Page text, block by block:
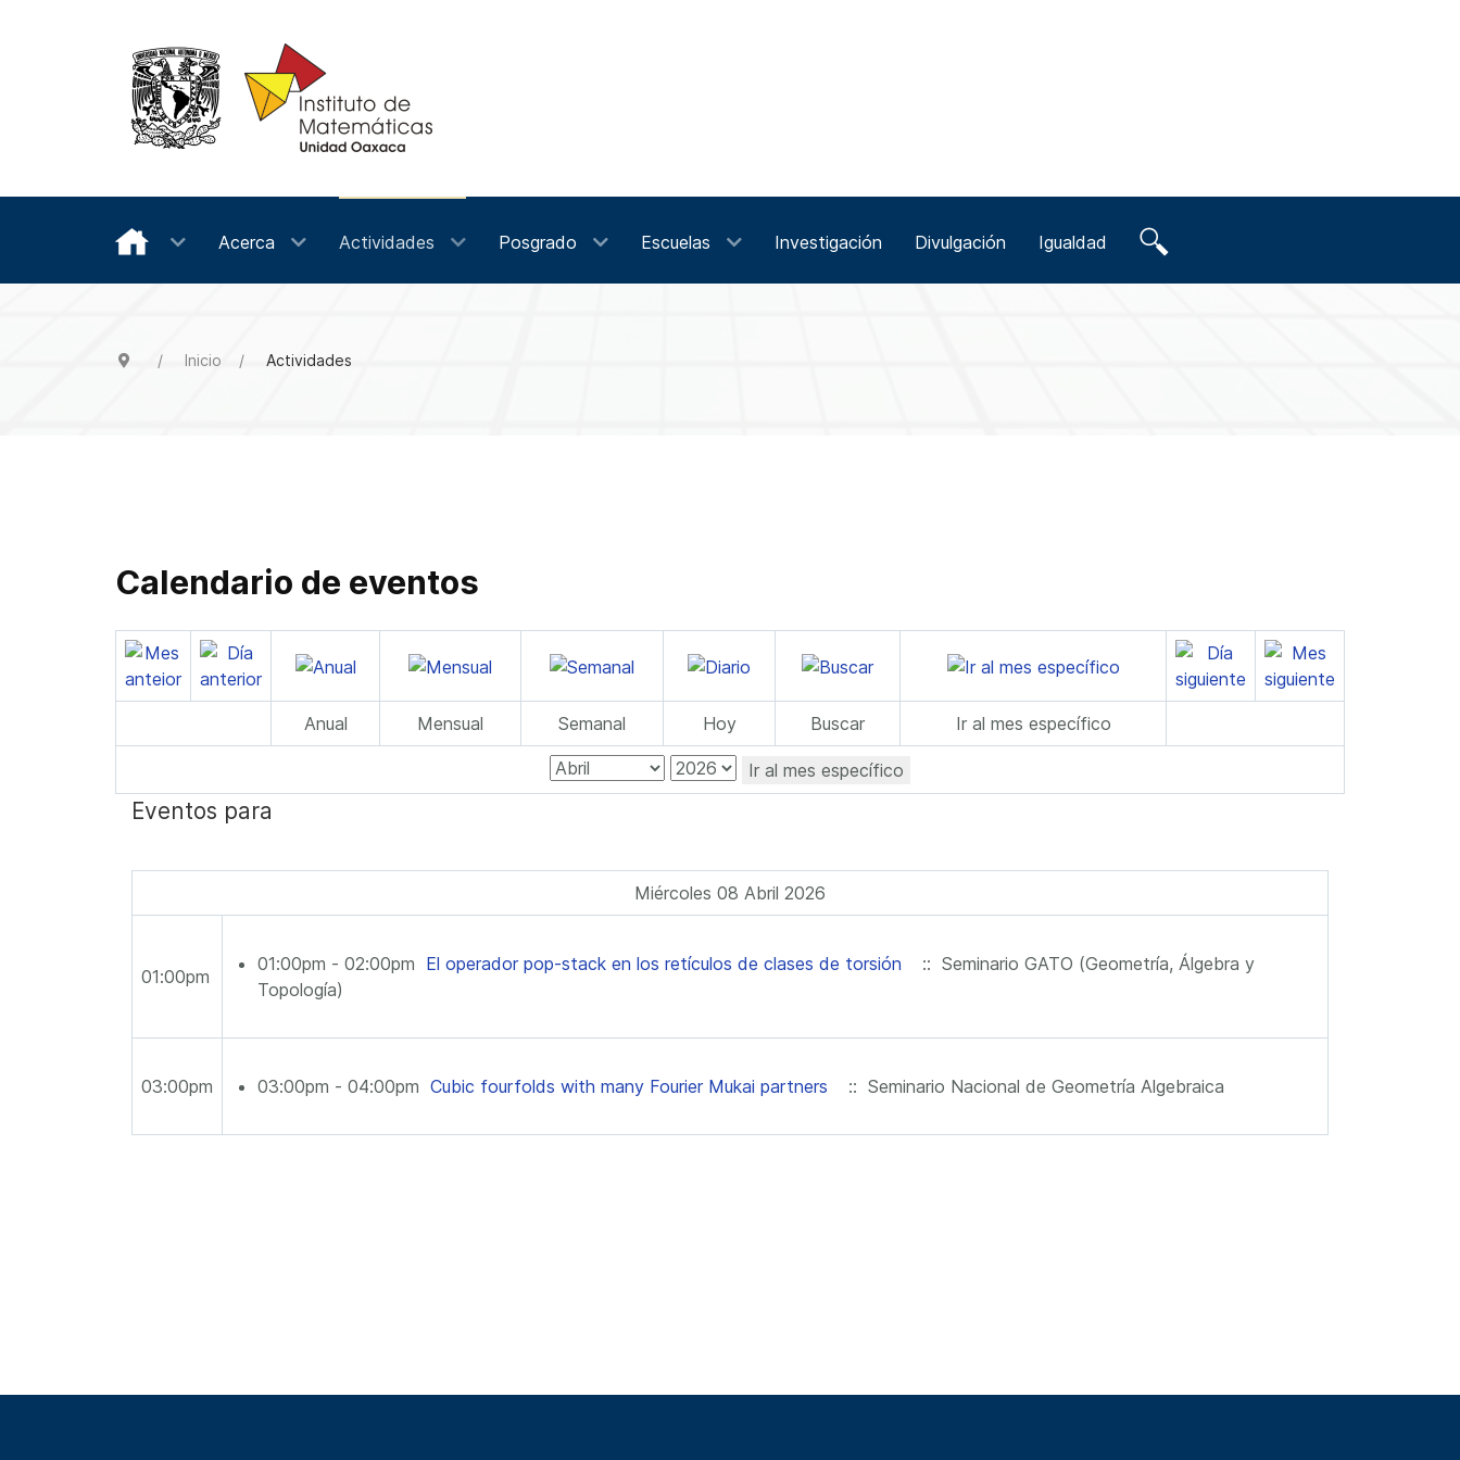
Acerca Actividades Posgrado Escuelas Investigación Divulgación Igualdad
Inicio Actividades
Calendario de eventos
Anual Mensual Semanal Hoy Buscar Ir al mes específico
Ir al mes específico
Eventos para
Miércoles 08 Abril 2026
01:00pm
01:00pm - 02:00pm El operador pop-stack en los retículos de clases de torsión
:: Seminario GATO (Geometría, Álgebra y
Topología)
03:00pm 03:00pm - 04:00pm Cubic fourfolds with many Fourier Mukai partners :: Seminario Nacional de Geometría Algebraica